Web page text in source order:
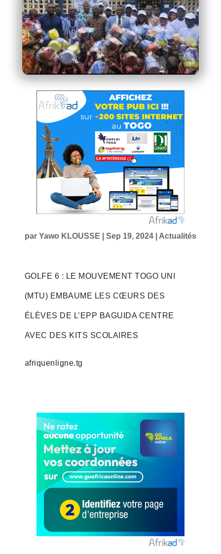
par Yawo KLOUSSE Sep 19, 2024| Actualités
GOLFE 6 : LE MOUVEMENT TOGO UNI
(MTU) EMBAUME LES CŒURS DES
ÉLÈVES DE L’EPP BAGUIDA CENTRE
AVEC DES KITS SCOLAIRES
afriquenligne.tg